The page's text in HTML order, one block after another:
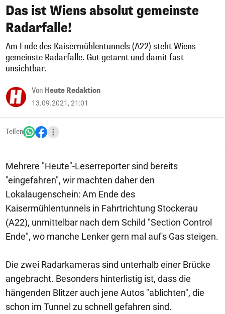
Das ist Wiens absolut gemeinste
Radarfalle!
Am Ende des Kaisermühlentunnels (A22) steht Wiens
gemeinste Radarfalle. Gut getarnt und damit fast
unsichtbar.
Von Heute Redaktion
13.09.2021, 21:01
Teilen
Mehrere "Heute"-Leserreporter sind bereits
"eingefahren", wir machten daher den
Lokalaugenschein: Am Ende des
Kaisermühlentunnels in Fahrtrichtung Stockerau
(A22), unmittelbar nach dem Schild "Section Control
Ende", wo manche Lenker gern mal auf's Gas steigen.
Die zwei Radarkameras sind unterhalb einer Brücke
angebracht. Besonders hinterlistig ist, dass die
hängenden Blitzer auch jene Autos "ablichten", die
schon im Tunnel zu schnell gefahren sind.